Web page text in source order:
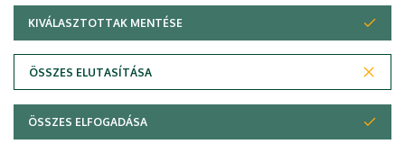
Adatvédelem
Copyright © 2026 Unideb
KIVÁLASZTOTTAK MENTÉSE
ÖSSZES ELUTASÍTÁSA
WITHDRAW CONSENT
ÖSSZES ELFOGADÁSA